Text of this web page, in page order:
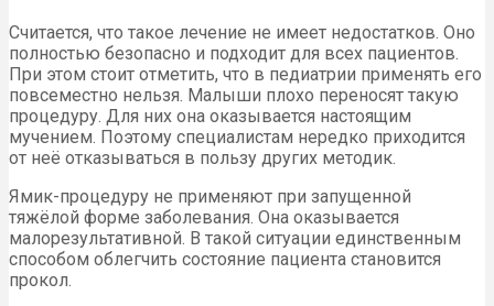
Считается, что такое лечение не имеет недостатков. Оно
полностью безопасно и подходит для всех пациентов.
При этом стоит отметить, что в педиатрии применять его
повсеместно нельзя. Малыши плохо переносят такую
процедуру. Для них она оказывается настоящим
мучением. Поэтому специалистам нередко приходится
от неё отказываться в пользу других методик.
Ямик-процедуру не применяют при запущенной
тяжёлой форме заболевания. Она оказывается
малорезультативной. В такой ситуации единственным
способом облегчить состояние пациента становится
прокол.